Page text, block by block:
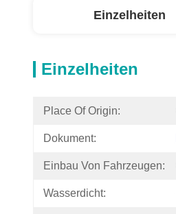
Einzelheiten
Einzelheiten
Place Of Origin:
Dokument:
Einbau Von Fahrzeugen:
Wasserdicht: